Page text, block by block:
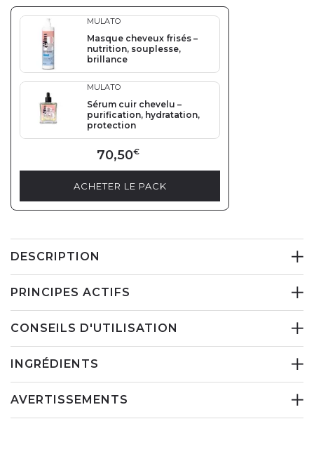
MULATO
Masque cheveux frisés –
nutrition, souplesse,
brillance
MULATO
Sérum cuir chevelu –
purification, hydratation,
protection
70,50€
ACHETER LE PACK
DESCRIPTION
PRINCIPES ACTIFS
CONSEILS D'UTILISATION
INGRÉDIENTS
AVERTISSEMENTS